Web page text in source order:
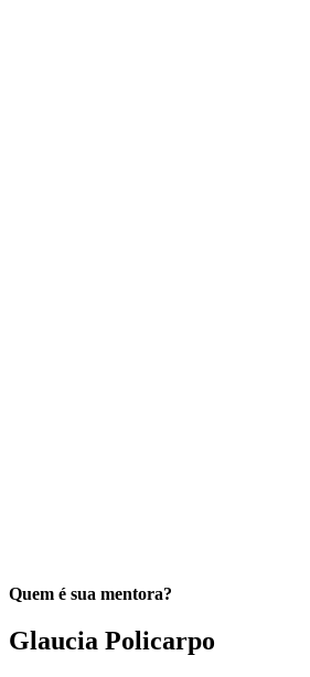
Quem é sua mentora?
Glaucia Policarpo